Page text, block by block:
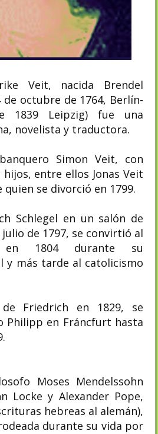
Veit, nacida Brendel​
octubre de 1764, Berlín-
1839 Leipzig) fue una
novelista y traductora.
Simon Veit, con
entre ellos Jonas Veit
se divorció en 1799.
Schlegel en un salón de
de 1797, se convirtió al
en 1804 durante su
y más tarde al catolicismo
Friedrich en 1829, se
Philipp en Fráncfurt hasta
Moses Mendelssohn
Locke y Alexander Pope,
hebreas al alemán),
durante su vida por